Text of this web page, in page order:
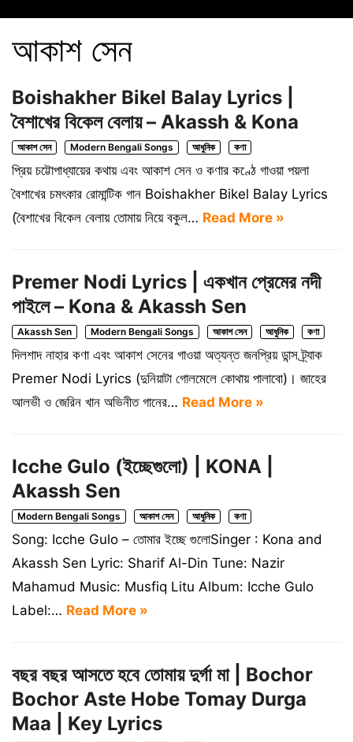
আকাশ সেন
Boishakher Bikel Balay Lyrics |
বৈশাখের বিকেল বেলায় – Akassh & Kona
আকাশ সেন Modern Bengali Songs আধুনিক কণা
প্রিয় চট্টোপাধ্যায়ের কথায় এবং আকাশ সেন ও কণার কণ্ঠে গাওয়া পয়লা
বৈশাখের চমৎকার রোমান্টিক গান Boishakher Bikel Balay Lyrics
(বৈশাখের বিকেল বেলায় তোমায় নিয়ে বকুল… Read More »
Premer Nodi Lyrics | একখান প্রেমের নদী
পাইলে – Kona & Akassh Sen
Akassh Sen Modern Bengali Songs আকাশ সেন আধুনিক কণা
দিলশাদ নাহার কণা এবং আকাশ সেনের গাওয়া অত্যন্ত জনপ্রিয় ডান্স ট্র্যাক
Premer Nodi Lyrics (দুনিয়াটা গোলমেলে কোথায় পালাবো)। জাহের
আলভী ও জেরিন খান অভিনীত গানের… Read More »
Icche Gulo (ইচ্ছেগুলো) | KONA |
Akassh Sen
Modern Bengali Songs আকাশ সেন আধুনিক কণা
‌Song: Icche Gulo – তোমার ইচ্ছে গুলোSinger : Kona and
Akassh Sen Lyric: Sharif Al-Din Tune: Nazir
Mahamud Music: Musfiq Litu Album: Icche Gulo
Label:… Read More »
বছর বছর আসতে হবে তোমায় দুর্গা মা | Bochor
Bochor Aste Hobe Tomay Durga
Maa | Key Lyrics